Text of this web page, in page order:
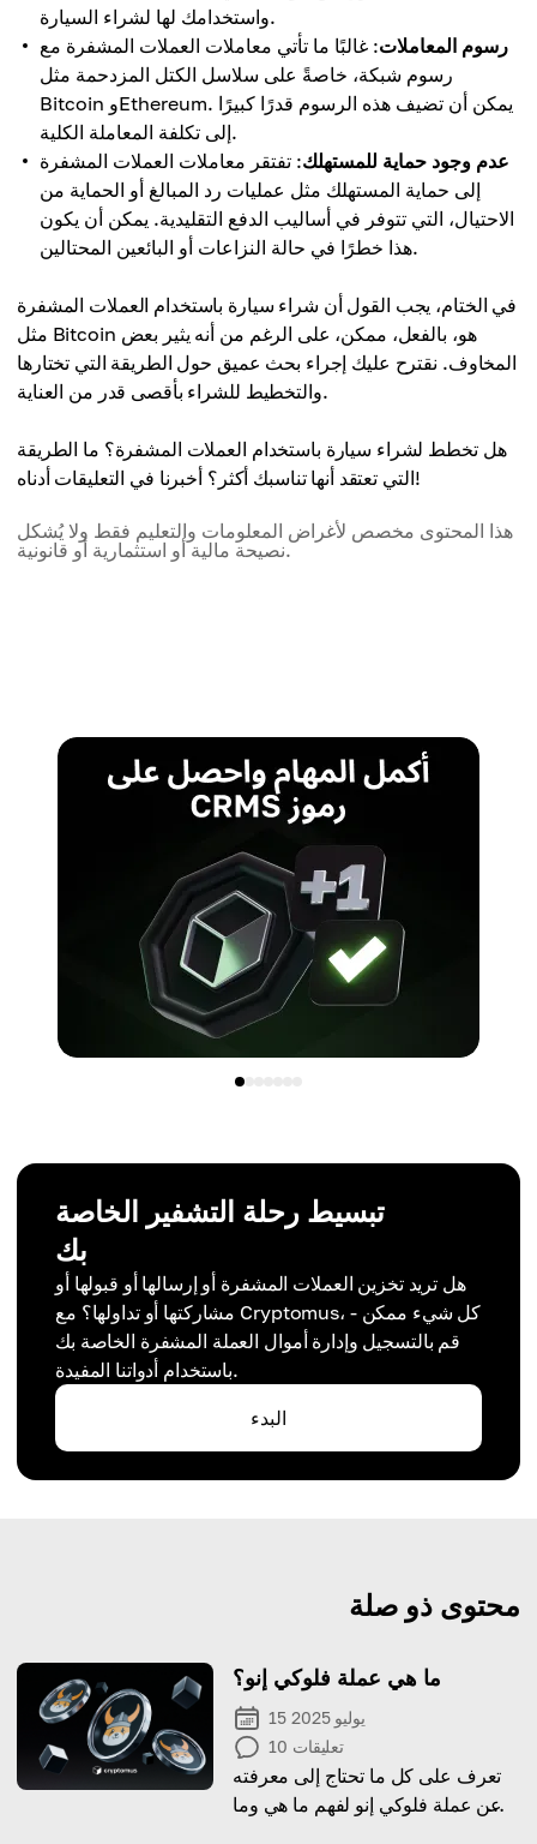
واستخدامك لها لشراء السيارة.
رسوم المعاملات: غالبًا ما تأتي معاملات العملات المشفرة مع
رسوم شبكة، خاصةً على سلاسل الكتل المزدحمة مثل
Bitcoin وEthereum. يمكن أن تضيف هذه الرسوم قدرًا كبيرًا
إلى تكلفة المعاملة الكلية.
عدم وجود حماية للمستهلك: تفتقر معاملات العملات المشفرة
إلى حماية المستهلك مثل عمليات رد المبالغ أو الحماية من
الاحتيال، التي تتوفر في أساليب الدفع التقليدية. يمكن أن يكون
هذا خطرًا في حالة النزاعات أو البائعين المحتالين.
في الختام، يجب القول أن شراء سيارة باستخدام العملات المشفرة
مثل Bitcoin هو، بالفعل، ممكن، على الرغم من أنه يثير بعض
المخاوف. نقترح عليك إجراء بحث عميق حول الطريقة التي تختارها
والتخطيط للشراء بأقصى قدر من العناية.
هل تخطط لشراء سيارة باستخدام العملات المشفرة؟ ما الطريقة
التي تعتقد أنها تناسبك أكثر؟ أخبرنا في التعليقات أدناه!
هذا المحتوى مخصص لأغراض المعلومات والتعليم فقط ولا يُشكل
نصيحة مالية أو استثمارية أو قانونية.
تبسيط رحلة التشفير الخاصة
بك
هل تريد تخزين العملات المشفرة أو إرسالها أو قبولها أو
مشاركتها أو تداولها؟ مع Cryptomus، كل شيء ممكن -
قم بالتسجيل وإدارة أموال العملة المشفرة الخاصة بك
باستخدام أدواتنا المفيدة.
البدء
محتوى ذو صلة
ما هي عملة فلوكي إنو؟
15 يوليو 2025
10 تعليقات
تعرف على كل ما تحتاج إلى معرفته
عن عملة فلوكي إنو لفهم ما هي وما